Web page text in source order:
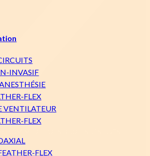
INVASIF
FLEX
VENTILATEUR
FLEX
FLEX